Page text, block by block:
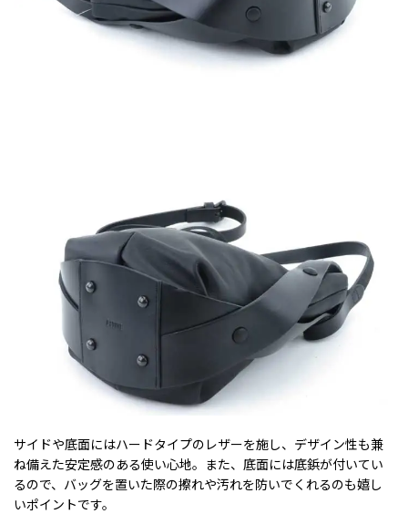
サイドや底面にはハードタイプのレザーを施し、デザイン性も兼
ね備えた安定感のある使い心地。また、底面には底鋲が付いてい
るので、バッグを置いた際の擦れや汚れを防いでくれるのも嬉し
いポイントです。